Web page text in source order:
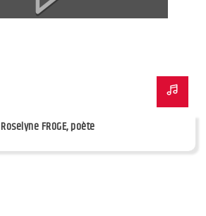
Roselyne FROGE, poète